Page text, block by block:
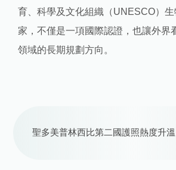
育、科學及文化組織（UNESCO）生
家，不僅是一項國際認證，也讓外界
領域的長期規劃方向。
聖多美普林西比第二國護照熱度升